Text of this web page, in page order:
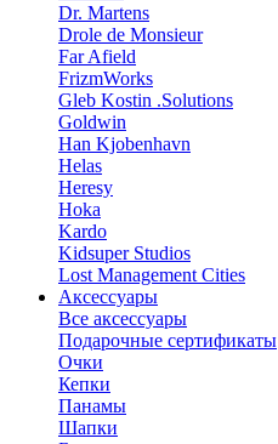
Dr. Martens
Drole de Monsieur
Far Afield
FrizmWorks
Gleb Kostin .Solutions
Goldwin
Han Kjobenhavn
Helas
Heresy
Hoka
Kardo
Kidsuper Studios
Lost Management Cities
Аксессуары
Все aксессуары
Подарочные сертификаты
Очки
Кепки
Панамы
Шапки